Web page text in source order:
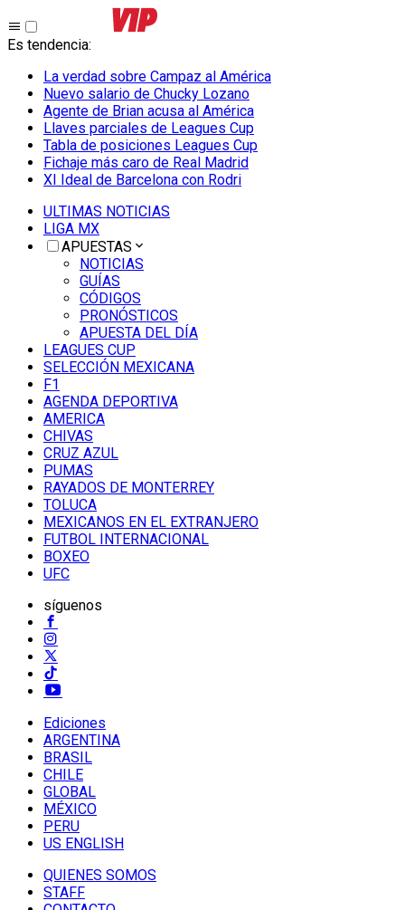
Es tendencia:
La verdad sobre Campaz al América
Nuevo salario de Chucky Lozano
Agente de Brian acusa al América
Llaves parciales de Leagues Cup
Tabla de posiciones Leagues Cup
Fichaje más caro de Real Madrid
XI Ideal de Barcelona con Rodri
ULTIMAS NOTICIAS
LIGA MX
APUESTAS
NOTICIAS
GUÍAS
CÓDIGOS
PRONÓSTICOS
APUESTA DEL DÍA
LEAGUES CUP
SELECCIÓN MEXICANA
F1
AGENDA DEPORTIVA
AMERICA
CHIVAS
CRUZ AZUL
PUMAS
RAYADOS DE MONTERREY
TOLUCA
MEXICANOS EN EL EXTRANJERO
FUTBOL INTERNACIONAL
BOXEO
UFC
síguenos
Ediciones
ARGENTINA
BRASIL
CHILE
GLOBAL
MÉXICO
PERU
US ENGLISH
QUIENES SOMOS
STAFF